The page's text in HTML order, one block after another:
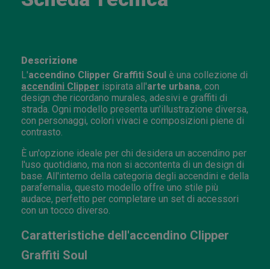
Descrizione
L'accendino Clipper Graffiti Soul è una collezione di
accendini Clipper ispirata all'arte urbana, con
design che ricordano murales, adesivi e graffiti di
strada. Ogni modello presenta un'illustrazione diversa,
con personaggi, colori vivaci e composizioni piene di
contrasto.
È un'opzione ideale per chi desidera un accendino per
l'uso quotidiano, ma non si accontenta di un design di
base. All'interno della categoria degli accendini e della
parafernalia, questo modello offre uno stile più
audace, perfetto per completare un set di accessori
con un tocco diverso.
Caratteristiche dell'accendino Clipper
Graffiti Soul